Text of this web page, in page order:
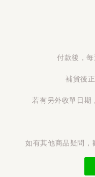
付款後，
補貨後
若有另外收單日期
如有其他商品疑問，